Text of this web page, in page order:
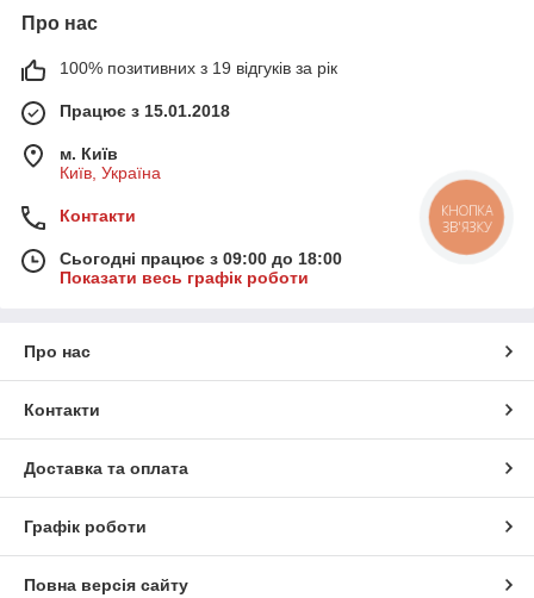
Про нас
100% позитивних з 19 відгуків за рік
Працює з 15.01.2018
м. Київ
Київ, Україна
Контакти
Сьогодні працює з 09:00 до 18:00
Показати весь графік роботи
Про нас
Контакти
Доставка та оплата
Графік роботи
Повна версія сайту
КНОПКА
ЗВ'ЯЗКУ